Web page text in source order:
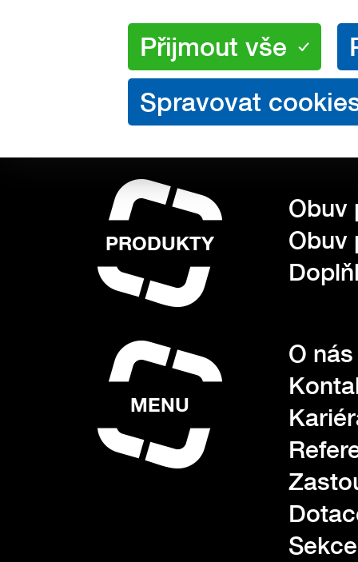
PRODUKTY
Obuv
Obuv
MENU
O nás